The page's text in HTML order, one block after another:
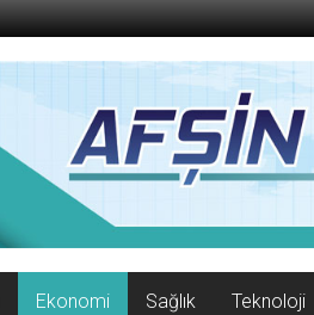
Ekonomi Sağlık Teknoloji